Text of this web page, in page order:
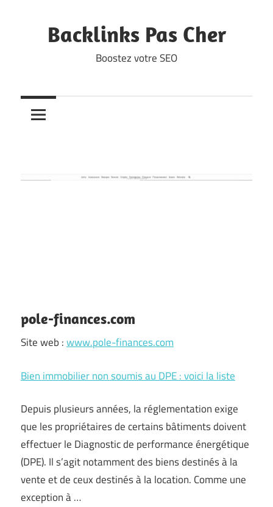
contentBacklinks Pas Cher
Boostez votre SEO
pole-finances.com
Site web :www.pole-finances.com
Bien immobilier non soumis au DPE : voici la liste
Depuis plusieurs années, la réglementation exige
que les propriétaires de certains bâtiments doivent
effectuer le Diagnostic de performance énergétique
(DPE). Il s’agit notamment des biens destinés à la
vente et de ceux destinés à la location. Comme une
exception à …